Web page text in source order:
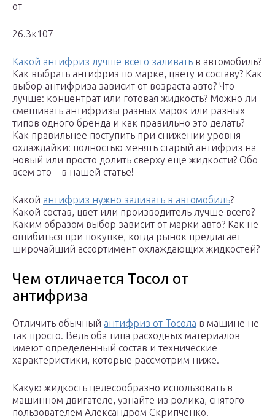
от
26.3к107
Какой антифриз лучше всего заливать в автомобиль?
Как выбрать антифриз по марке, цвету и составу? Как
выбор антифриза зависит от возраста авто? Что
лучше: концентрат или готовая жидкость? Можно ли
смешивать антифризы разных марок или разных
типов одного бренда и как правильно это делать?
Как правильнее поступить при снижении уровня
охлаждайки: полностью менять старый антифриз на
новый или просто долить сверху еще жидкости? Обо
всем это – в нашей статье!
Какой антифриз нужно заливать в автомобиль?
Какой состав, цвет или производитель лучше всего?
Каким образом выбор зависит от марки авто? Как не
ошибиться при покупке, когда рынок предлагает
широчайший ассортимент охлаждающих жидкостей?
Чем отличается Тосол от
антифриза
Отличить обычный антифриз от Тосола в машине не
так просто. Ведь оба типа расходных материалов
имеют определенный состав и технические
характеристики, которые рассмотрим ниже.
Какую жидкость целесообразно использовать в
машинном двигателе, узнайте из ролика, снятого
пользователем Александром Скрипченко.